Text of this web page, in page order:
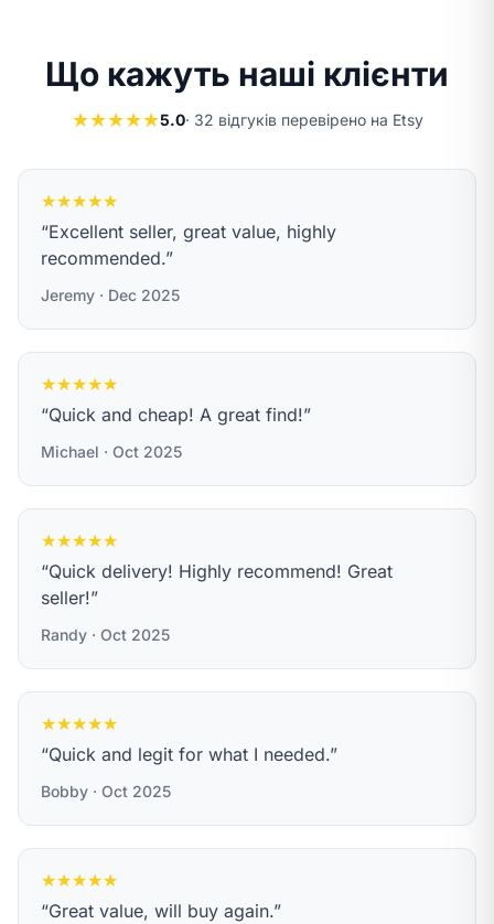
Що кажуть наші клієнти
★★★★★5.0· 32 відгуків перевірено на Etsy
★★★★★
“Excellent seller, great value, highly
recommended.”
Jeremy · Dec 2025
★★★★★
“Quick and cheap! A great find!”
Michael · Oct 2025
★★★★★
“Quick delivery! Highly recommend! Great
seller!”
Randy · Oct 2025
★★★★★
“Quick and legit for what I needed.”
Bobby · Oct 2025
★★★★★
“Great value, will buy again.”